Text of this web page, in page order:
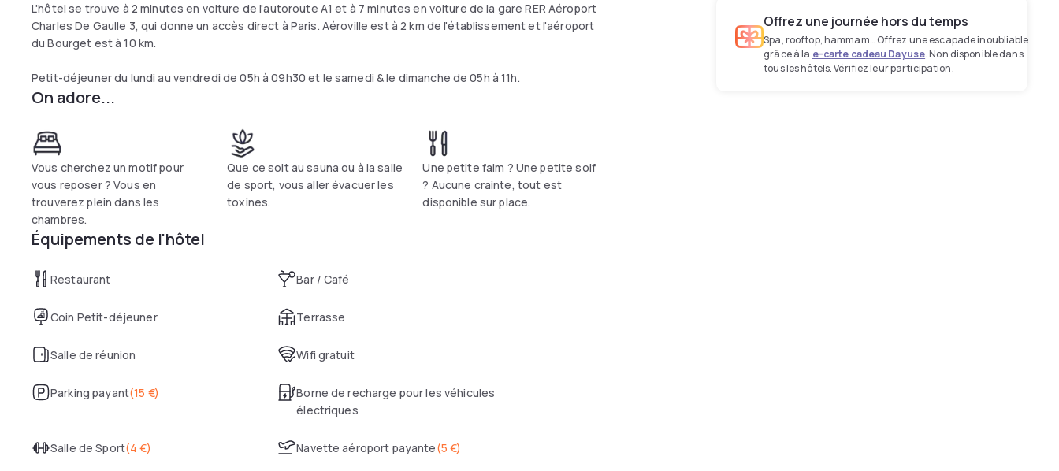
L'hôtel se trouve à 2 minutes en voiture de l'autoroute A1 et à 7 minutes en voiture de la gare RER Aéroport
Charles De Gaulle 3, qui donne un accès direct à Paris. Aéroville est à 2 km de l'établissement et l'aéroport
du Bourget est à 10 km.
Petit-déjeuner du lundi au vendredi de 05h à 09h30 et le samedi & le dimanche de 05h à 11h.
On adore...
Vous cherchez un motif pour
vous reposer ? Vous en
trouverez plein dans les
chambres.
Que ce soit au sauna ou à la salle
de sport, vous aller évacuer les
toxines.
Une petite faim ? Une petite soif
? Aucune crainte, tout est
disponible sur place.
Équipements de l'hôtel
Restaurant Bar / Café
Coin Petit-déjeuner Terrasse
Salle de réunion Wifi gratuit
Parking payant(15 €)
Borne de recharge pour les véhicules
électriques
Salle de Sport(4 €) Navette aéroport payante(5 €)
Offrez une journée hors du temps
Spa, rooftop, hammam… Offrez une escapade inoubliable
grâce à la e-carte cadeau Dayuse. Non disponible dans
tous les hôtels. Vérifiez leur participation.